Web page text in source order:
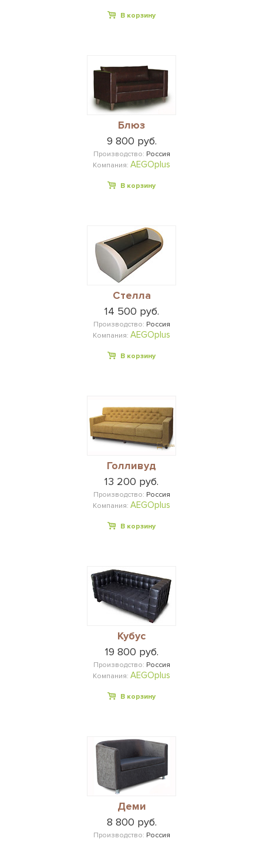
В корзину
Блюз
9 800 руб.
Производство: Россия
Компания: AEGOplus
В корзину
Стелла
14 500 руб.
Производство: Россия
Компания: AEGOplus
В корзину
Голливуд
13 200 руб.
Производство: Россия
Компания: AEGOplus
В корзину
Кубус
19 800 руб.
Производство: Россия
Компания: AEGOplus
В корзину
Деми
8 800 руб.
Производство: Россия